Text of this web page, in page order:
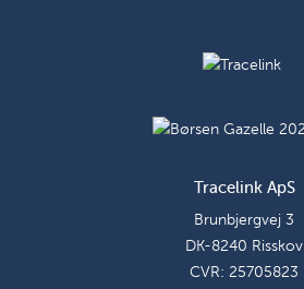
Tracelink ApS
Brunbjergvej 3
DK-8240 Risskov
CVR: 25705823